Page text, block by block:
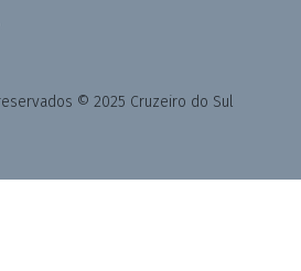
© 2025 Cruzeiro do Sul